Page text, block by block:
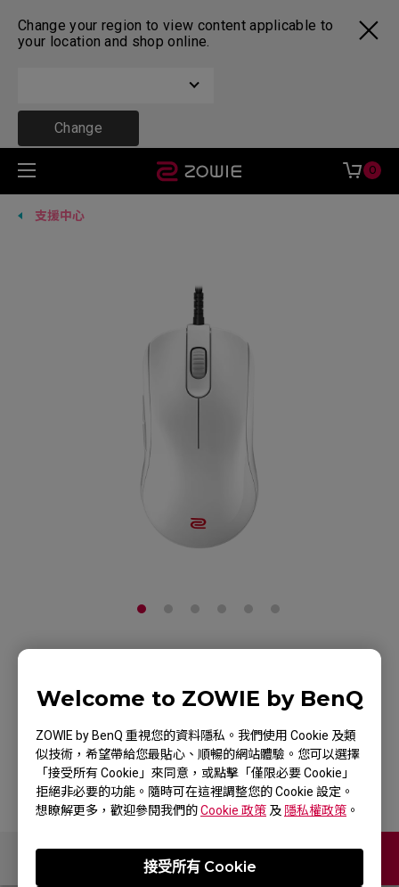
Change your region to view content applicable to
your location and shop online.
Change
Welcome to ZOWIE by BenQ
ZOWIE by BenQ 重視您的資料隱私。我們使用 Cookie 及類
似技術，希望帶給您最貼心、順暢的網站體驗。您可以選擇
「接受所有 Cookie」來同意，或點擊「僅限必要 Cookie」
拒絕非必要的功能。隨時可在這裡調整您的 Cookie 設定。
想瞭解更多，歡迎參閱我們的Cookie 政策 及 隱私權政策 。
接受所有 Cookie
0
支援中心
面特別版V2電競滑鼠
產品頁